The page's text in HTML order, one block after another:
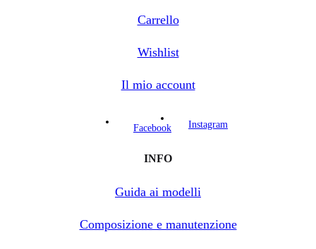
Carrello
Wishlist
Il mio account
Facebook Instagram
INFO
Guida ai modelli
Composizione e manutenzione